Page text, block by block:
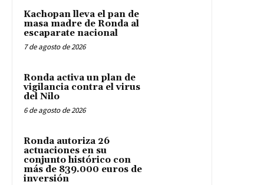
Kachopan lleva el pan de
masa madre de Ronda al
escaparate nacional
7 de agosto de 2026
Ronda activa un plan de
vigilancia contra el virus
del Nilo
6 de agosto de 2026
Ronda autoriza 26
actuaciones en su
conjunto histórico con
más de 839.000 euros de
inversión